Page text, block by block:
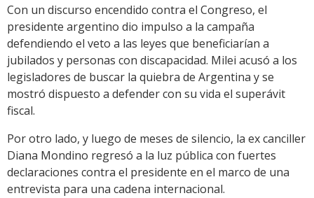
Link
Con un discurso encendido contra el Congreso, el
presidente argentino dio impulso a la campaña
defendiendo el veto a las leyes que beneficiarían a
jubilados y personas con discapacidad. Milei acusó a los
legisladores de buscar la quiebra de Argentina y se
mostró dispuesto a defender con su vida el superávit
fiscal.
Por otro lado, y luego de meses de silencio, la ex canciller
Diana Mondino regresó a la luz pública con fuertes
declaraciones contra el presidente en el marco de una
entrevista para una cadena internacional.